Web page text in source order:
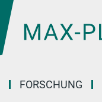
FORSCHUNG